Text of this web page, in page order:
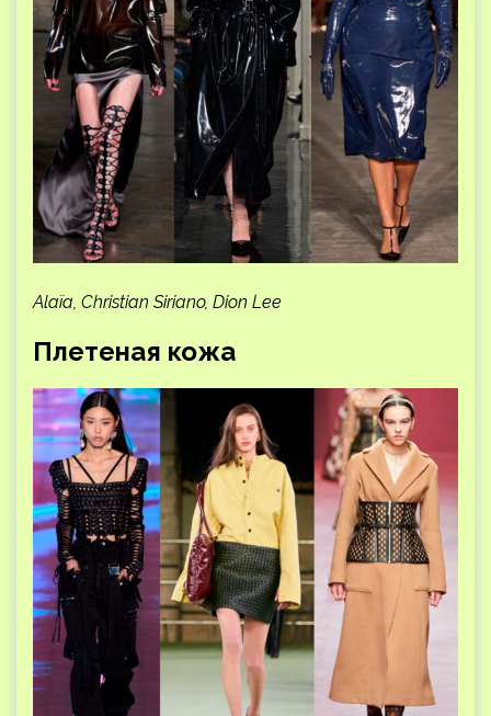
Alaïa, Christian Siriano, Dion Lee
Плетеная кожа